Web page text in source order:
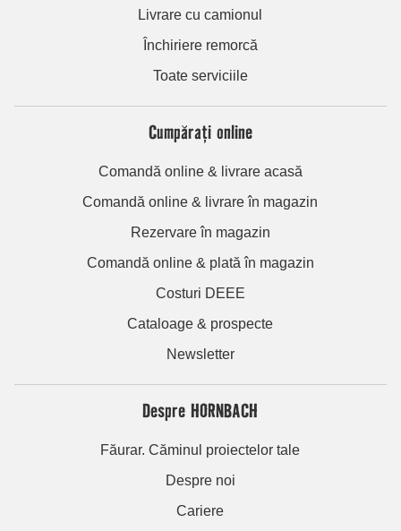
Livrare cu camionul
Închiriere remorcă
Toate serviciile
Cumpărați online
Comandă online & livrare acasă
Comandă online & livrare în magazin
Rezervare în magazin
Comandă online & plată în magazin
Costuri DEEE
Cataloage & prospecte
Newsletter
Despre HORNBACH
Făurar. Căminul proiectelor tale
Despre noi
Cariere